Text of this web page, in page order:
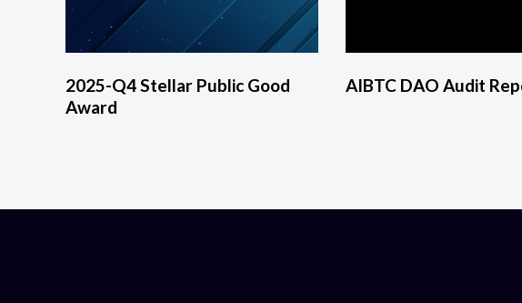
2025-Q4 Stellar Public Good
Award
AIBTC DAO Audit